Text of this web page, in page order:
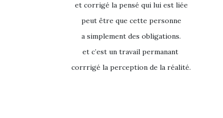
et corrigé la pensé qui lui est liée
peut être que cette personne
a simplement des obligations.
et c’est un travail permanant
corrrigé la perception de la réalité.